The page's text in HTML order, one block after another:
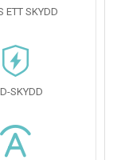
ETT SKYDD
SKYDD